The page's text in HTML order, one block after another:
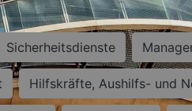
Sicherheitsdienste
Hilfskräfte, Aushilfs- und